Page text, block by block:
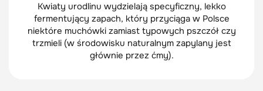
Kwiaty urodlinu wydzielają specyficzny, lekko
fermentujący zapach, który przyciąga w Polsce
niektóre muchówki zamiast typowych pszczół czy
trzmieli (w środowisku naturalnym zapylany jest
głównie przez ćmy).